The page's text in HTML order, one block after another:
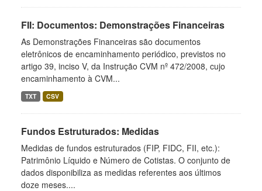
FII: Documentos: Demonstrações Financeiras
As Demonstrações Financeiras são documentos
eletrônicos de encaminhamento periódico, previstos no
artigo 39, inciso V, da Instrução CVM nº 472/2008, cujo
encaminhamento à CVM...
TXT CSV
Fundos Estruturados: Medidas
Medidas de fundos estruturados (FIP, FIDC, FII, etc.):
Patrimônio Líquido e Número de Cotistas. O conjunto de
dados disponibiliza as medidas referentes aos últimos
doze meses....